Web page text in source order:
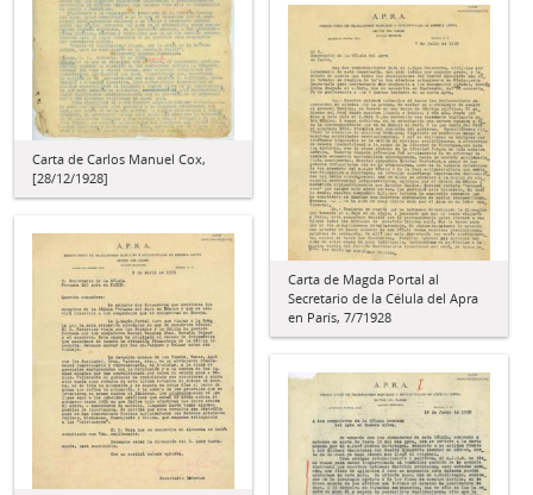
Carta de Carlos Manuel Cox,
[28/12/1928]
Carta de Magda Portal al
Secretario de la Célula del Apra
en París, 7/71928